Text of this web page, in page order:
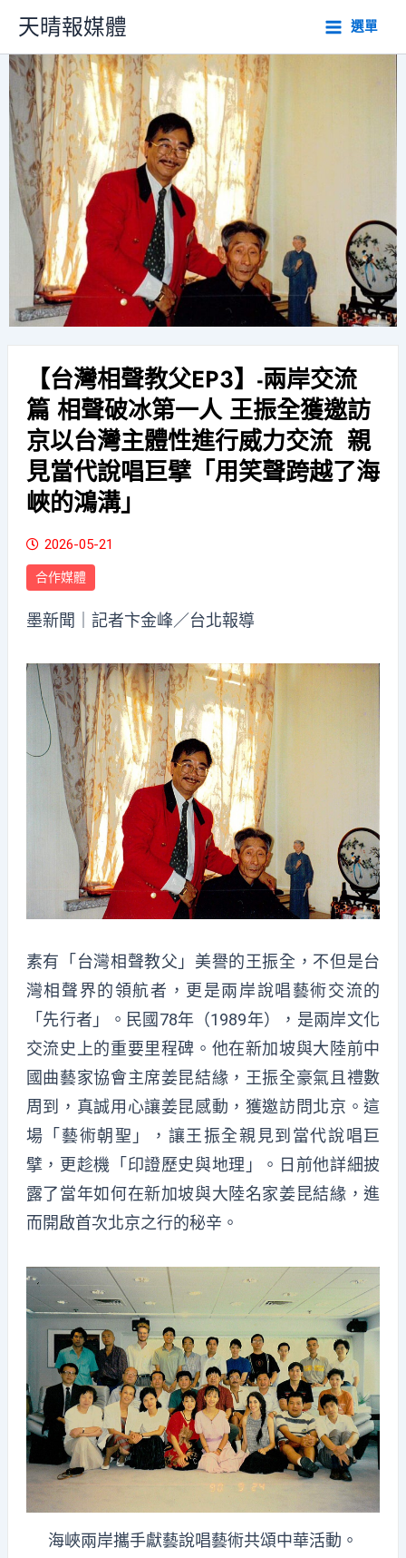
主
內
容
天晴報媒體 選單
【台灣相聲教父EP3】-兩岸交流
篇 相聲破冰第一人 王振全獲邀訪
京以台灣主體性進行威力交流 親
見當代說唱巨擘「用笑聲跨越了海
峽的鴻溝」
2026-05-21
合作媒體
墨新聞 ｜記者卞金峰／台北報導
素有「台灣相聲教父」美譽的王振全，不但是台
灣相聲界的領航者，更是兩岸說唱藝術交流的
「先行者」。民國78年（1989年），是兩岸文化
交流史上的重要里程碑。他在新加坡與大陸前中
國曲藝家協會主席姜昆結緣，王振全豪氣且禮數
周到，真誠用心讓姜昆感動，獲邀訪問北京。這
場「藝術朝聖」，讓王振全親見到當代說唱巨
擘，更趁機「印證歷史與地理」。日前他詳細披
露了當年如何在新加坡與大陸名家姜昆結緣，進
而開啟首次北京之行的秘辛。
海峽兩岸攜手獻藝說唱藝術共頌中華活動。